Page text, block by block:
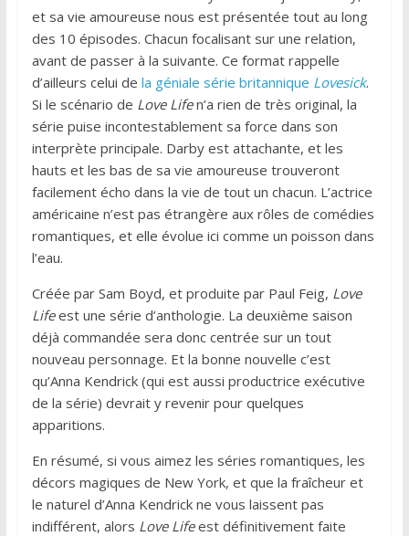
et sa vie amoureuse nous est présentée tout au long
des 10 épisodes. Chacun focalisant sur une relation,
avant de passer à la suivante. Ce format rappelle
d’ailleurs celui de la géniale série britannique Lovesick.
Si le scénario de Love Lifen’a rien de très original, la
série puise incontestablement sa force dans son
interprète principale. Darby est attachante, et les
hauts et les bas de sa vie amoureuse trouveront
facilement écho dans la vie de tout un chacun. L’actrice
américaine n’est pas étrangère aux rôles de comédies
romantiques, et elle évolue ici comme un poisson dans
l’eau.
Créée par Sam Boyd, et produite par Paul Feig, Love
Lifeest une série d’anthologie. La deuxième saison
déjà commandée sera donc centrée sur un tout
nouveau personnage. Et la bonne nouvelle c’est
qu’Anna Kendrick (qui est aussi productrice exécutive
de la série) devrait y revenir pour quelques
apparitions.
En résumé, si vous aimez les séries romantiques, les
décors magiques de New York, et que la fraîcheur et
le naturel d’Anna Kendrick ne vous laissent pas
indifférent, alors Love Lifeest définitivement faite